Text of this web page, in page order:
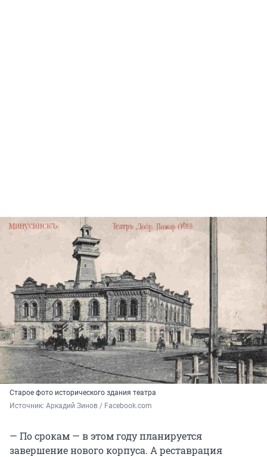
Старое фото исторического здания театра
Источник: Аркадий Зинов / Facebook.com
— По срокам — в этом году планируется
завершение нового корпуса. А реставрация